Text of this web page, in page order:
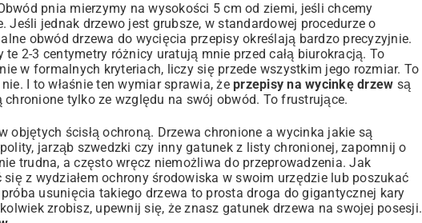
pnia mierzymy na wysokości 5 cm od ziemi, jeśli chcemy
jednak drzewo jest grubsze, w standardowej procedurze o
obwód drzewa do wycięcia przepisy określają bardzo precyzyjnie.
2-3 centymetry różnicy uratują mnie przed całą biurokracją. To
w formalnych kryteriach, liczy się przede wszystkim jego rozmiar. To
I to właśnie ten wymiar sprawia, że przepisy na wycinkę drzew są
tylko ze względu na swój obwód. To frustrujące.
ścisłą ochroną. Drzewa chronione a wycinka jakie są
jarząb szwedzki czy inny gatunek z listy chronionej, zapomnij o
trudna, a często wręcz niemożliwa do przeprowadzenia. Jak
z wydziałem ochrony środowiska w swoim urzędzie lub poszukać
usunięcia takiego drzewa to prosta droga do gigantycznej kary
zrobisz, upewnij się, że znasz gatunek drzewa na swojej posesji.